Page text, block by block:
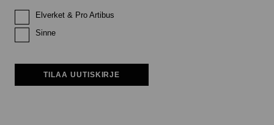
Elverket & Pro Artibus
Sinne
TILAA UUTISKIRJE